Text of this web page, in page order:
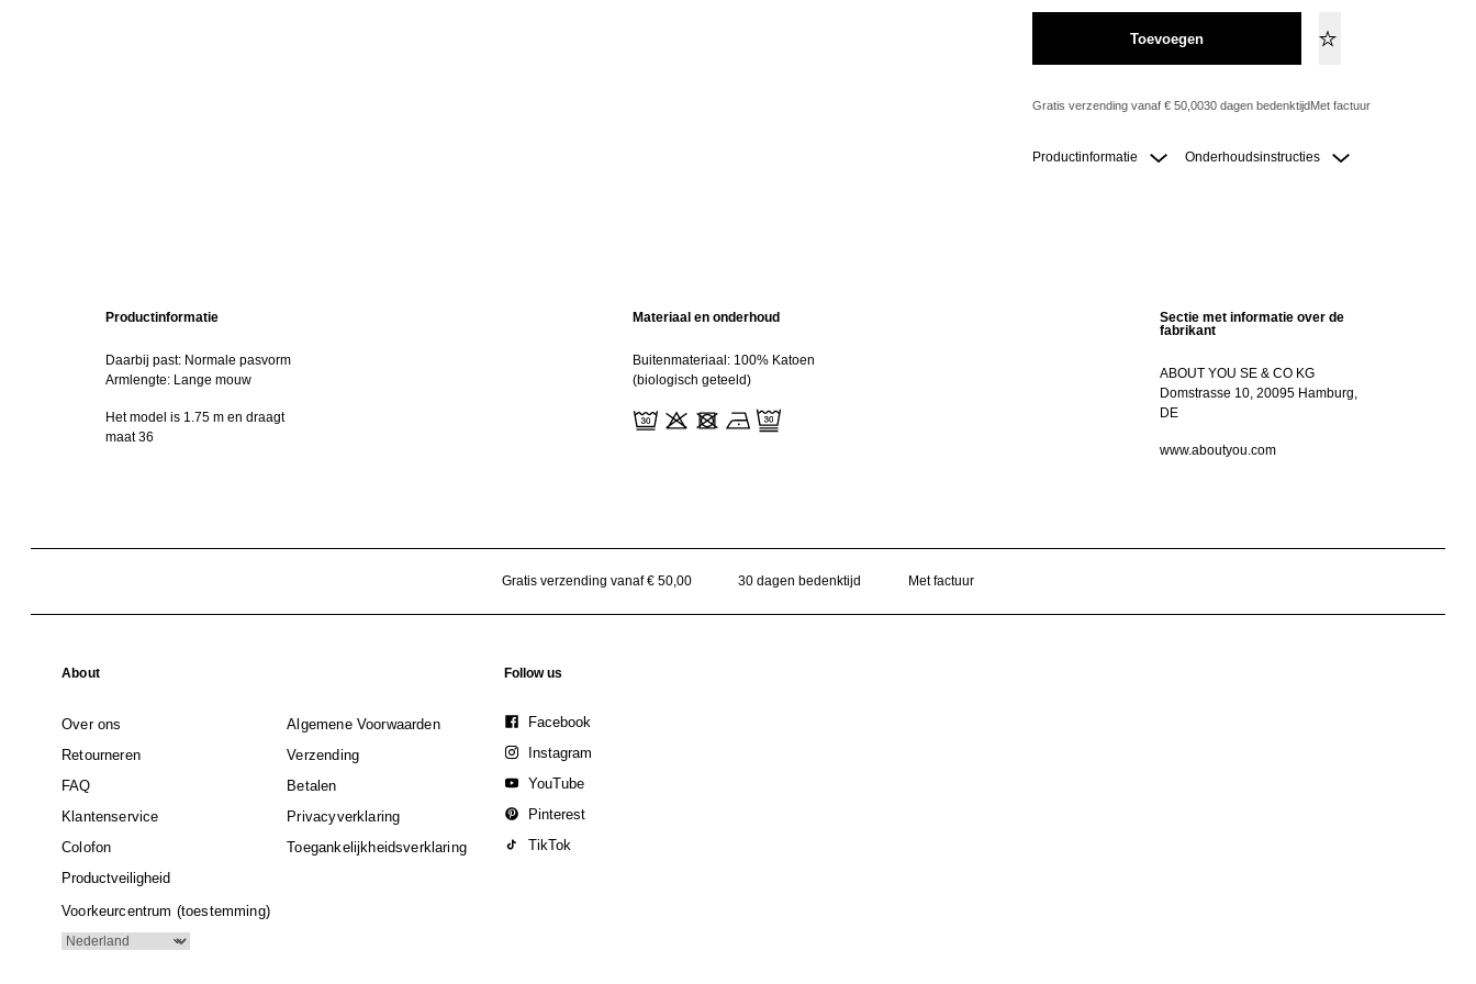
Toevoegen
Gratis verzending vanaf € 50,0030 dagen bedenktijdMet factuur
Productinformatie Onderhoudsinstructies
Productinformatie
Daarbij past: Normale pasvorm
Armlengte: Lange mouw
Het model is 1.75 m en draagt
maat 36
Materiaal en onderhoud
Buitenmateriaal: 100% Katoen
(biologisch geteeld)
Sectie met informatie over de
fabrikant
ABOUT YOU SE & CO KG
Domstrasse 10, 20095 Hamburg,
DE
www.aboutyou.com
Gratis verzending vanaf € 50,00 30 dagen bedenktijd Met factuur
About
Over ons
Algemene Voorwaarden
Retourneren
Verzending
FAQ
Betalen
Klantenservice
Privacyverklaring
Colofon
Toegankelijkheidsverklaring
Productveiligheid
Voorkeurcentrum (toestemming)
Follow us
Facebook
Instagram
YouTube
Pinterest
TikTok